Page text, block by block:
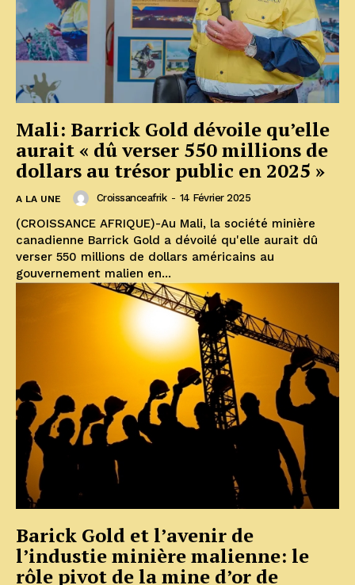
Mali: Barrick Gold dévoile qu’elle
aurait « dû verser 550 millions de
dollars au trésor public en 2025 »
A LA UNE Croissanceafrik - 14 Février 2025
(CROISSANCE AFRIQUE)-Au Mali, la société minière
canadienne Barrick Gold a dévoilé qu'elle aurait dû
verser 550 millions de dollars américains au
gouvernement malien en...
Barick Gold et l’avenir de
l’industie minière malienne: le
rôle pivot de la mine d’or de